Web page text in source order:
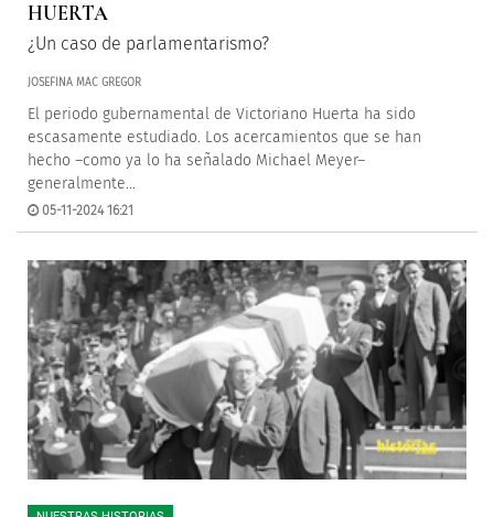
HUERTA
¿Un caso de parlamentarismo?
JOSEFINA MAC GREGOR
El periodo gubernamental de Victoriano Huerta ha sido
escasamente estudiado. Los acercamientos que se han
hecho –como ya lo ha señalado Michael Meyer–
generalmente...
05-11-2024 16:21